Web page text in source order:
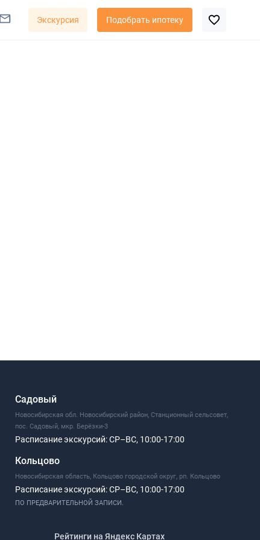
Экскурсия Подобрать ипотеку
Садовый
Новосибирская обл. Новосибирский район, Станционный сельсовет,
пос. Садовый, мкр. Берёзки-3
Расписание экскурсий:СР–ВС, 10:00-17:00
Кольцово
Новосибирская область, Кольцово городской округ, рп. Кольцово
Расписание экскурсий:СР–ВС, 10:00-17:00
ПО ПРЕДВАРИТЕЛЬНОЙ ЗАПИСИ.
Рейтинги на Яндекс Картах